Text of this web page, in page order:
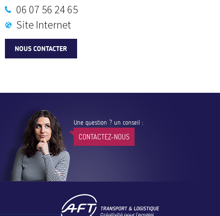
06 07 56 24 65
Site Internet
NOUS CONTACTER
Une question ? un conseil :
CONTACTEZ-NOUS